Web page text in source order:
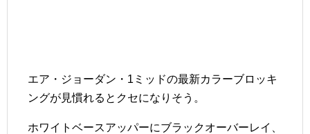
エア・ジョーダン・1ミッドの最新カラーブロッキ
ングが見慣れるとクセになりそう。
ホワイトベースアッパーにブラックオーバーレイ、